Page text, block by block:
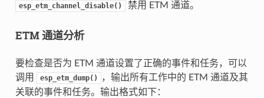
esp_etm_channel_disable() 禁用 ETM 通道。
ETM 通道分析
要检查是否为 ETM 通道设置了正确的事件和任务，可以
调用
esp_etm_dump()
，输出所有工作中的 ETM 通道及其
关联的事件和任务。输出格式如下：